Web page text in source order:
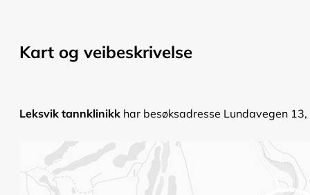
Kart og veibeskrivelse
Leksvik tannklinikk har besøksadresse Lundavegen